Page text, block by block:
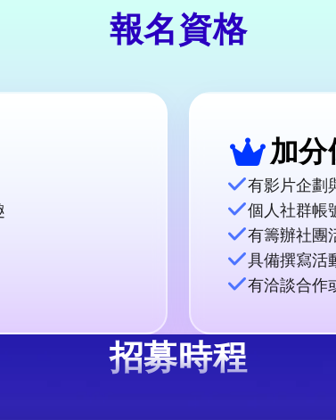
報名資格
加
有影片企劃
個人社群帳
有籌辦社團
具備撰寫活
有洽談合作
招募時程